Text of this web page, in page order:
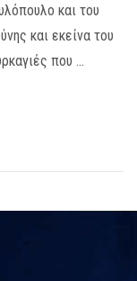
και του
και εκείνα του
που …